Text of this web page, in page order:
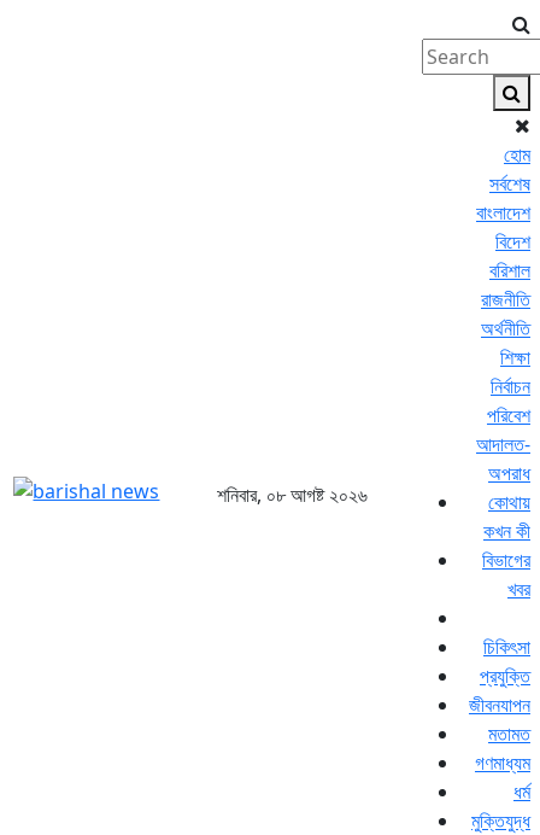
শনিবার, ০৮ আগষ্ট ২০২৬
হোম
সর্বশেষ
বাংলাদেশ
বিদেশ
বরিশাল
রাজনীতি
অর্থনীতি
শিক্ষা
নির্বাচন
পরিবেশ
আদালত-
অপরাধ
কোথায়
কখন কী
বিভাগের
খবর
চিকিৎসা
প্রযুক্তি
জীবনযাপন
মতামত
গণমাধ্যম
ধর্ম
মুক্তিযুদ্ধ